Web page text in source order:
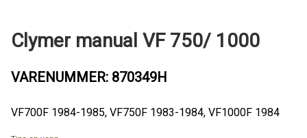
Clymer manual VF 750/ 1000
VARENUMMER: 870349H
VF700F 1984-1985, VF750F 1983-1984, VF1000F 1984